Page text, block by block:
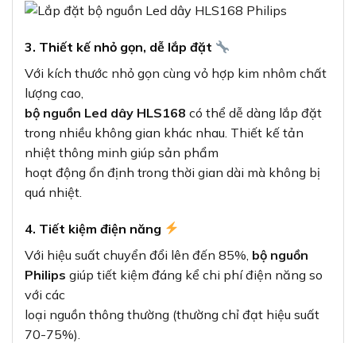
3. Thiết kế nhỏ gọn, dễ lắp đặt
Với kích thước nhỏ gọn cùng vỏ hợp kim nhôm chất
lượng cao,
bộ nguồn Led dây HLS168 có thể dễ dàng lắp đặt
trong nhiều không gian khác nhau. Thiết kế tản
nhiệt thông minh giúp sản phẩm
hoạt động ổn định trong thời gian dài mà không bị
quá nhiệt.
4. Tiết kiệm điện năng
Với hiệu suất chuyển đổi lên đến 85%, bộ nguồn
Philips giúp tiết kiệm đáng kể chi phí điện năng so
với các
loại nguồn thông thường (thường chỉ đạt hiệu suất
70-75%).